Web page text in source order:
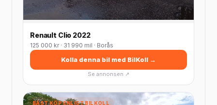
Renault Clio 2022
125 000 kr · 31 990 mil · Borås
Kolla denna bil med BilKoll →
Se annonsen ↗
BÄST KÖP ENLIGT BILKOLL